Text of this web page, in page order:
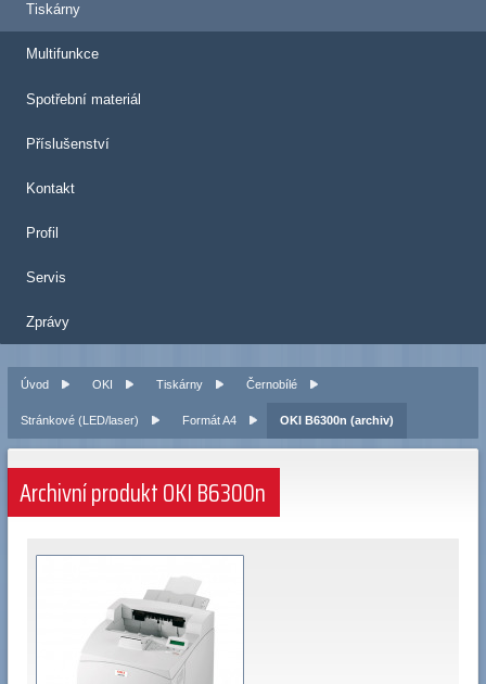
Tiskárny
Multifunkce
Spotřební materiál
Příslušenství
Kontakt
Profil
Servis
Zprávy
Úvod OKI Tiskárny Černobílé
Stránkové (LED/laser) Formát A4 OKI B6300n (archiv)
Archivní produkt OKI B6300n